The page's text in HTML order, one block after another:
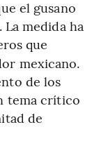
el gusano
medida ha
que
mexicano.
de los
tema crítico
de